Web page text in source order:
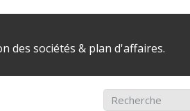
des sociétés & plan d'affaires.